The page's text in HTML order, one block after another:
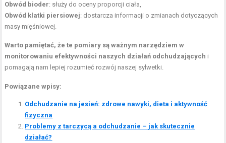
Obwód bioder: służy do oceny proporcji ciała,
Obwód klatki piersiowej: dostarcza informacji o zmianach dotyczących
masy mięśniowej.
Warto pamiętać, że te pomiary są ważnym narzędziem w
monitorowaniu efektywności naszych działań odchudzających i
pomagają nam lepiej rozumieć rozwój naszej sylwetki.
Powiązane wpisy:
Odchudzanie na jesień: zdrowe nawyki, dieta i aktywność
fizyczna
Problemy z tarczycą a odchudzanie – jak skutecznie
działać?